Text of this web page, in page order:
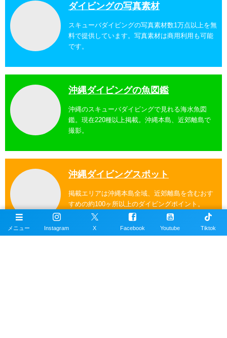
ダイビングの写真素材
スキューバダイビングの写真素材数1万点以上を無
料で提供しています。写真素材は商用利用も可能
です。
沖縄ダイビングの魚図鑑
沖縄のスキューバダイビングで見れる海水魚図
鑑。現在220種以上掲載。沖縄本島、近郊離島で
撮影。
沖縄ダイビングスポット
掲載エリアは沖縄本島全域、近郊離島を含むおす
すめの約100ヶ所以上のダイビングポイント。
メニュー Instagram X Facebook Youtube Tiktok